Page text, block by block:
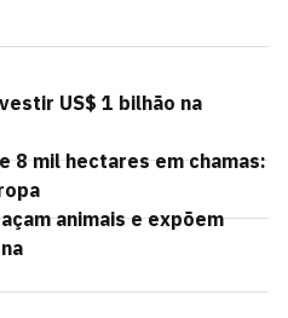
US$ 1 bilhão na
8 mil hectares em chamas:
animais e expõem